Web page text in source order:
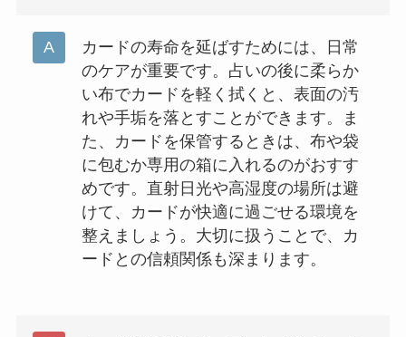
カードの寿命を延ばすためには、日常
のケアが重要です。占いの後に柔らか
い布でカードを軽く拭くと、表面の汚
れや手垢を落とすことができます。ま
た、カードを保管するときは、布や袋
に包むか専用の箱に入れるのがおすす
めです。直射日光や高湿度の場所は避
けて、カードが快適に過ごせる環境を
整えましょう。大切に扱うことで、カ
ードとの信頼関係も深まります。